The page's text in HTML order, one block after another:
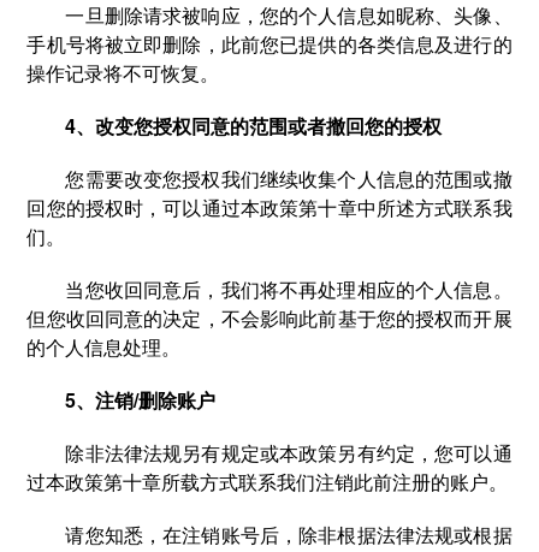
一旦删除请求被响应，您的个人信息如昵称、头像、
手机号将被立即删除，此前您已提供的各类信息及进行的
操作记录将不可恢复。
4、改变您授权同意的范围或者撤回您的授权
您需要改变您授权我们继续收集个人信息的范围或撤
回您的授权时，可以通过本政策第十章中所述方式联系我
们。
当您收回同意后，我们将不再处理相应的个人信息。
但您收回同意的决定，不会影响此前基于您的授权而开展
的个人信息处理。
5、注销/删除账户
除非法律法规另有规定或本政策另有约定，您可以通
过本政策第十章所载方式联系我们注销此前注册的账户。
请您知悉，在注销账号后，除非根据法律法规或根据